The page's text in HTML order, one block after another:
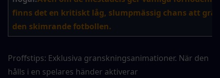
finns det en kritiskt låg, slumpmässig chans att
den skimrande fotbollen.
Proffstips: Exklusiva granskningsanimationer. När den
hålls i en spelares händer aktiverar